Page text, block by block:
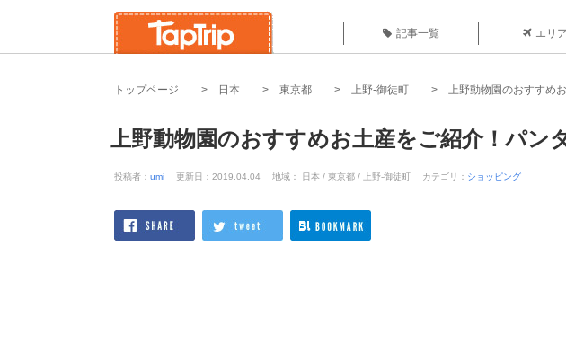
記事一覧 エリア
トップページ 日本 東京都 上野-御徒町 上野動物園のおすすめ
上野動物園のおすすめお土産をご紹介！パン
投稿者： umi 更新日：2019.04.04 地域： 日本 / 東京都 / 上野-御徒町 カテゴリ： ショッピング